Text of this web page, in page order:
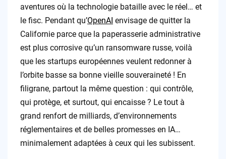
aventures où la technologie bataille avec le réel… et
le fisc. Pendant qu’OpenAI envisage de quitter la
Californie parce que la paperasserie administrative
est plus corrosive qu’un ransomware russe, voilà
que les startups européennes veulent redonner à
l’orbite basse sa bonne vieille souveraineté ! En
filigrane, partout la même question : qui contrôle,
qui protège, et surtout, qui encaisse ? Le tout à
grand renfort de milliards, d’environnements
réglementaires et de belles promesses en IA…
minimalement adaptées à ceux qui les subissent.